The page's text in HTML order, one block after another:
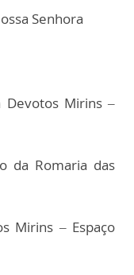
Senhora
Devotos Mirins –
da Romaria das
Mirins – Espaço